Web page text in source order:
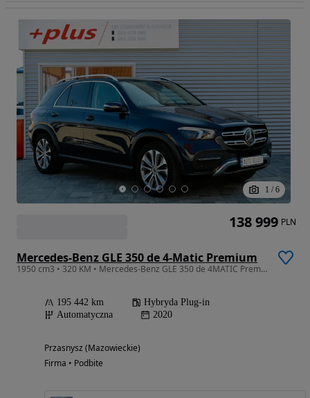
1 / 6
Mercedes-Benz GLE 350 de 4-Matic Premium
1950 cm3 • 320 KM • Mercedes-Benz GLE 350 de 4MATIC Premium 2020 - Cena Brutto
195 442 km
Hybryda Plug-in
Automatyczna
2020
Przasnysz (Mazowieckie)
Firma • Podbite
138 999 PLN